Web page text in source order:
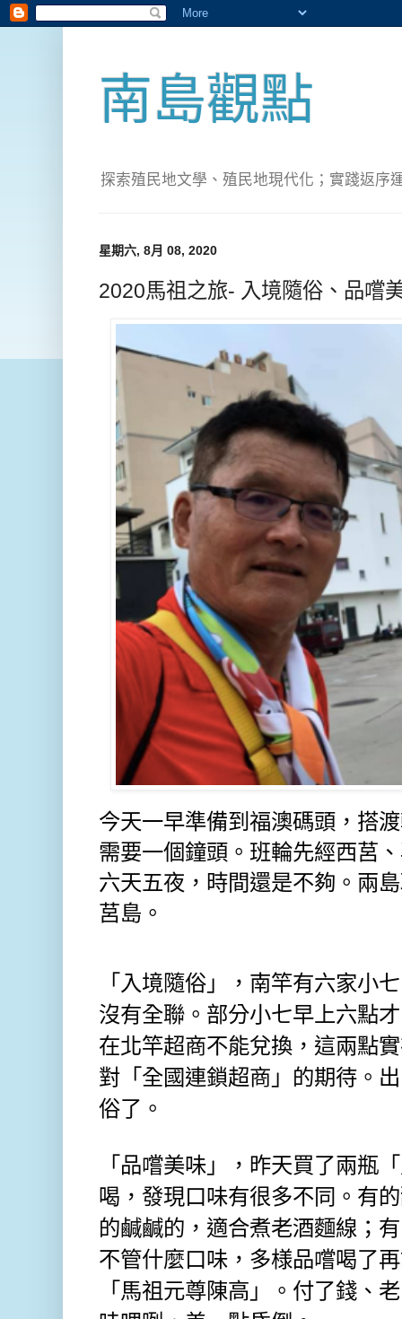
南島觀點
探索殖民地文學、殖民地現代化；實踐返序
星期六, 8月 08, 2020
2020馬祖之旅- 入境隨俗、品嚐
今天一早準備到福澳碼頭，搭
需要一個鐘頭。班輪先經西莒
六天五夜，時間還是不夠。兩
莒島。
「入境隨俗」，南竿有六家小
沒有全聯。部分小七早上六點
在北竿超商不能兌換，這兩點
對「全國連鎖超商」的期待。
俗了。
「品嚐美味」，昨天買了兩瓶
喝，發現口味有很多不同。有
的鹹鹹的，適合煮老酒麵線；
不管什麼口味，多様品嚐喝了
「馬祖元尊陳高」。付了錢、